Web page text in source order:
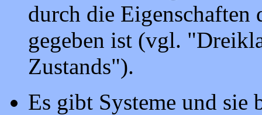
durch die Eigenschaften
gegeben ist (vgl.
Zustands").
Es gibt Systeme und sie